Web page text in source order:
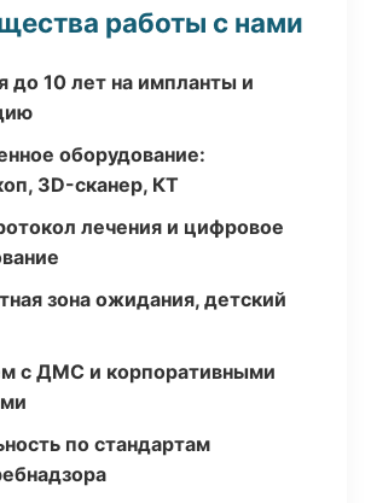
работы с нами
до 10 лет на импланты и
оборудование:
3D-сканер, КТ
лечения и цифровое
зона ожидания, детский
с ДМС и корпоративными
по стандартам